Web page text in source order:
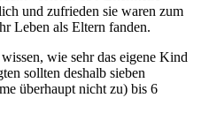
und zufrieden sie waren zum
Leben als Eltern fanden.
wie sehr das eigene Kind
sollten deshalb sieben
überhaupt nicht zu) bis 6